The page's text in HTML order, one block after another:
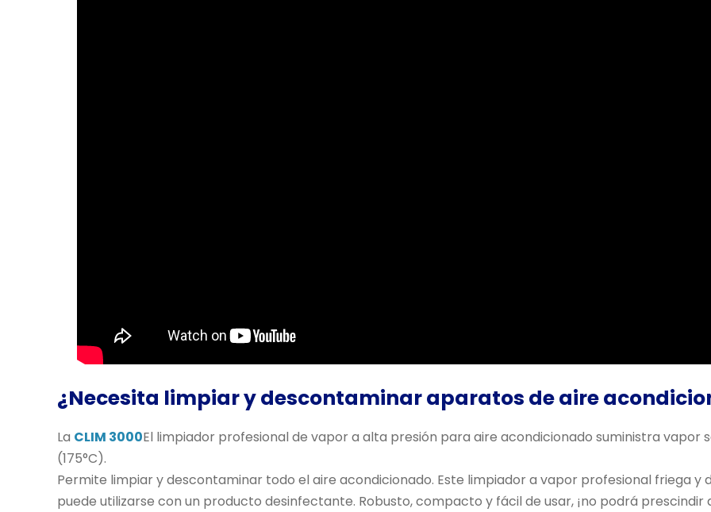
¿Necesita limpiar y descontaminar aparatos de aire
La CLIM 3000El limpiador profesional de vapor a alta presión para aire acondicionado suministra
(175°C).
Permite limpiar y descontaminar todo el aire acondicionado. Este limpiador a vapor profesional friega
puede utilizarse con un producto desinfectante. Robusto, compacto y fácil de usar, ¡no podrá prescindir